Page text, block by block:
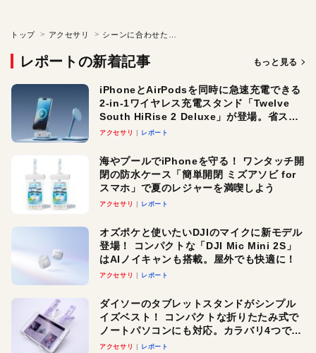
トップ アクセサリ
レポートの新着記事 もっと見る
iPhoneとAirPodsを同時に急速充電できる
2-in-1ワイヤレス充電スタンド「Twelve
South HiRise 2 Deluxe」が登場。省スペ
ースでおしゃれに充電したい人にオスス
アクセサリ レポート
海やプールでiPhoneを守る！ ワンタッチ開
閉の防水ケース「簡単開閉 ミズアソビ for
スマホ」で夏のレジャーを満喫しよう
アクセサリ レポート
オズポケと使いたいDJIのマイクに新モデル
登場！ コンパクトな「DJI Mic Mini 2S」
はAIノイキャンも搭載。屋外でも快適に！
アクセサリ レポート
ダイソーのタブレットスタンドがシンプル
イズベスト！ コンパクトな折りたたみ式で
ノートパソコンにも対応。カラバリ4つで選
べる楽しさも
アクセサリ レポート